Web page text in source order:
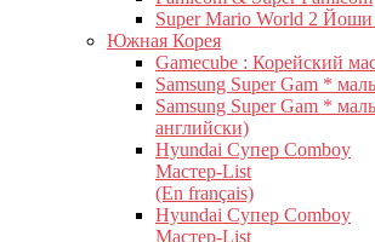
Super Mario World 2
Южная Корея
Gamecube : Корейский
Samsung Super Gam *
Samsung Super Gam *
английски)
Hyundai Супер Comboy
Мастер-List
(En français)
Hyundai Супер Comboy
Мастер-List